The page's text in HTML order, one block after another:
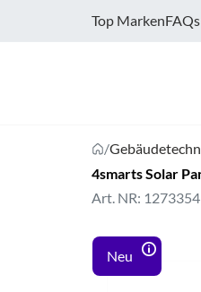
Top MarkenFAQs
/
4smarts Solar
Art. NR: 1273354
Neu